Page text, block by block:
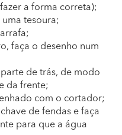
a forma correta);
tesoura;
faça o desenho num
de trás, de modo
da frente;
com o cortador;
de fendas e faça
para que a água